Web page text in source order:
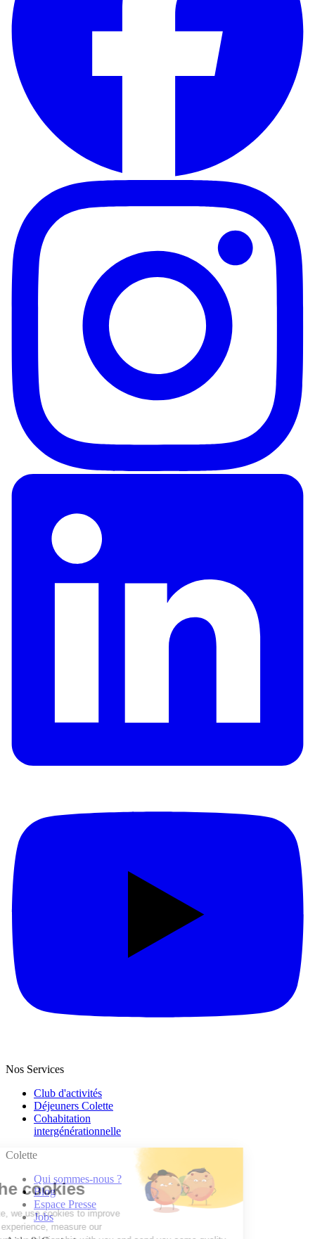
Nos Services
Club d'activités
Déjeuners Colette
Cohabitation
intergénération­nelle
Colette
Qui sommes-nous ?
Blog
Espace Presse
Jobs